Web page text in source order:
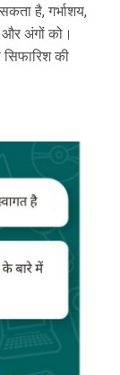
है, गर्भाशय,
अंगों को।
की